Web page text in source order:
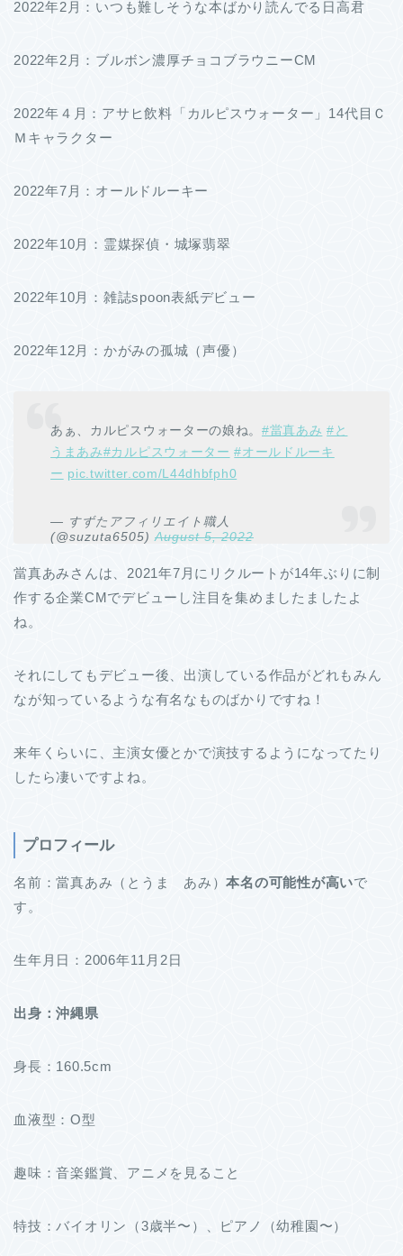
2022年2月：いつも難しそうな本ばかり読んでる日高君
2022年2月：ブルボン濃厚チョコブラウニーCM
2022年４月：アサヒ飲料「カルピスウォーター」14代目Ｃ
Ｍキャラクター
2022年7月：オールドルーキー
2022年10月：霊媒探偵・城塚翡翠
2022年10月：雑誌spoon表紙デビュー
2022年12月：かがみの孤城（声優）
あぁ、カルピスウォーターの娘ね。 #當真あみ #と
うまあみ#カルピスウォーター #オールドルーキ
ー pic.twitter.com/L44dhbfph0
— すずたアフィリエイト職人
(@suzuta6505)August 5, 2022
當真あみさんは、2021年7月にリクルートが14年ぶりに制
作する企業CMでデビューし注目を集めましたましたよ
ね。
それにしてもデビュー後、出演している作品がどれもみん
なが知っているような有名なものばかりですね！
来年くらいに、主演女優とかで演技するようになってたり
したら凄いですよね。
プロフィール
名前：當真あみ（とうま あみ）本名の可能性が高いで
す。
生年月日：2006年11月2日
出身：沖縄県
身長：160.5cm
血液型：O型
趣味：音楽鑑賞、アニメを見ること
特技：バイオリン（3歳半〜）、ピアノ（幼稚園〜）